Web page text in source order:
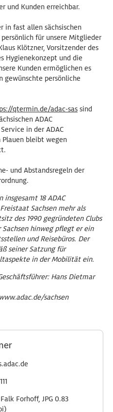
und Kunden erreichbar.
in fast allen sächsischen
für unsere Mitglieder
Klötzner, Vorsitzender des
Hygienekonzept und die
Kunden ermöglichen es
gewünschte persönliche
qtermin.de/adac-sas sind
ADAC
in der ADAC
Plauen bleibt wegen
und Abstandsregeln der
insgesamt 18 ADAC
Sachsen mehr als
des 1990 gegründeten Clubs
hinweg pflegt er ein
und Reisebüros. Der
seiner Satzung für
in der Mobilität ein.
Hans Dietmar
sachsen
Forhoff, JPG 0.83